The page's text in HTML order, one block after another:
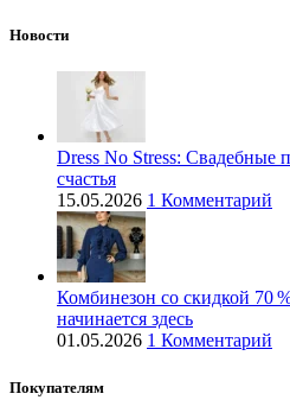
Новости
Dress No Stress: Свадебные
счастья
15.05.2026 1 Комментарий
Комбинезон со скидкой 70
начинается здесь
01.05.2026 1 Комментарий
Покупателям